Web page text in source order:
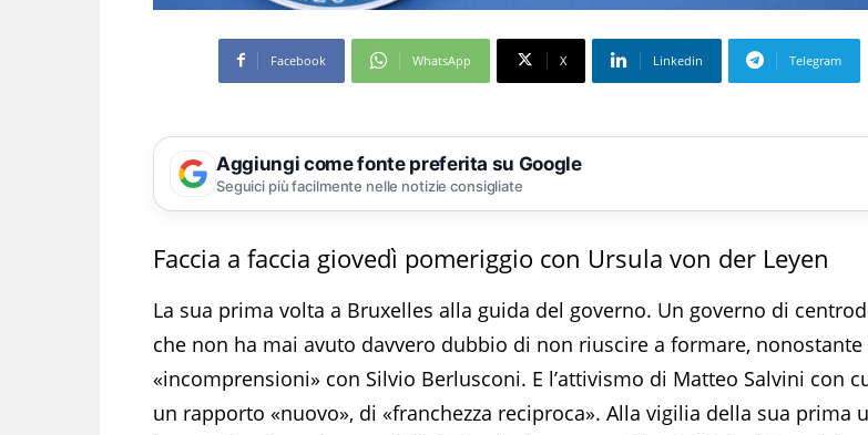
Facebook WhatsApp X Linkedin Telegram
Aggiungi come fonte preferita su Google
Seguici più facilmente nelle notizie consigliate
Faccia a faccia giovedì pomeriggio con Ursula von der Leyen
La sua prima volta a Bruxelles alla guida del governo. Un governo di
che non ha mai avuto davvero dubbio di non riuscire a formare, nonostante
«incomprensioni» con Silvio Berlusconi. E l’attivismo di Matteo Salvini con
un rapporto «nuovo», di «franchezza reciproca». Alla vigilia della sua prima